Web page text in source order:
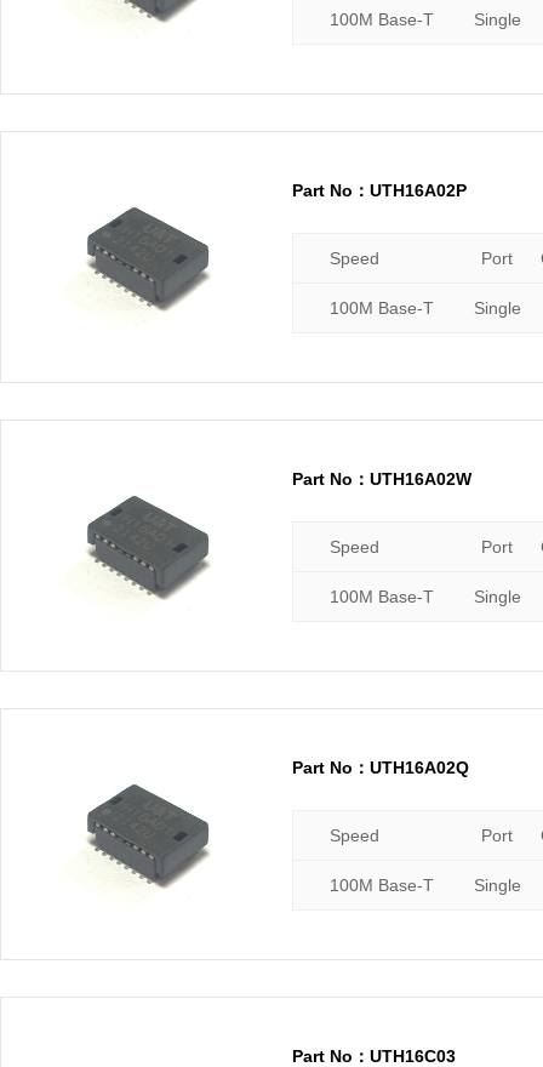
100M Base-T Single
Part No：UTH16A02P
Speed Port
100M Base-T Single
Part No：UTH16A02W
Speed Port
100M Base-T Single
Part No：UTH16A02Q
Speed Port
100M Base-T Single
Part No：UTH16C03